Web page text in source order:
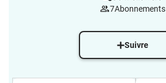
7Abonnements
Suivre